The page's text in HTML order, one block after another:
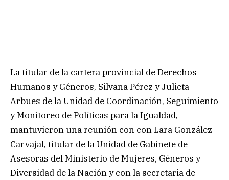
La titular de la cartera provincial de Derechos
Humanos y Géneros, Silvana Pérez y Julieta
Arbues de la Unidad de Coordinación, Seguimiento
y Monitoreo de Políticas para la Igualdad,
mantuvieron una reunión con con Lara González
Carvajal, titular de la Unidad de Gabinete de
Asesoras del Ministerio de Mujeres, Géneros y
Diversidad de la Nación y con la secretaria de